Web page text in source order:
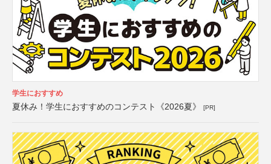
学生におすすめ
夏休み！学生におすすめのコンテスト《2026夏》 [PR]